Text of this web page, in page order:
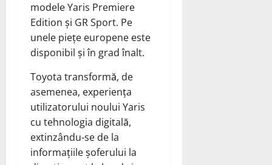
modele Yaris Premiere
Edition și GR Sport. Pe
unele piețe europene este
disponibil și în grad înalt.
Toyota transformă, de
asemenea, experiența
utilizatorului noului Yaris
cu tehnologia digitală,
extinzându-se de la
informațiile șoferului la